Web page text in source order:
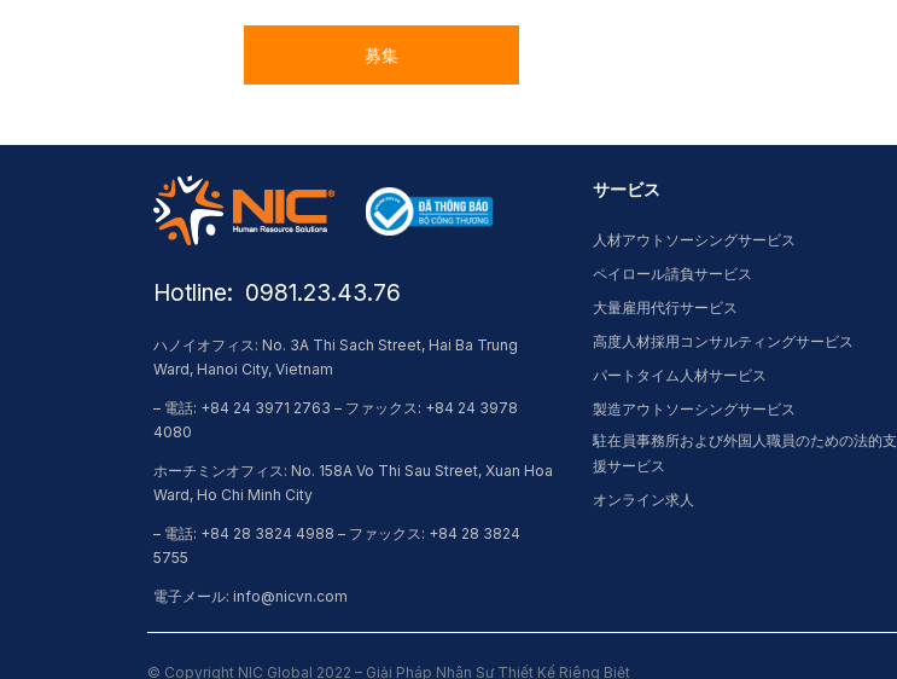
募集
Hotline: ​ 0981.23.43.76
ハノイオフィス: No. 3A Thi Sach Street, Hai Ba Trung
Ward, Hanoi City, Vietnam
– 電話: +84 24 3971 2763 – ファックス: +84 24 3978
4080
ホーチミンオフィス: No. 158A Vo Thi Sau Street, Xuan Hoa
Ward, Ho Chi Minh City
– 電話: +84 28 3824 4988 – ファックス: +84 28 3824
5755
電子メール: info@nicvn.com
サービス
人材アウトソーシングサービス
ペイロール請負サービス
大量雇用代行サービス
高度人材採用コンサルティングサービス
パートタイム人材サービス
製造アウトソーシングサービス
駐在員事務所および外国人職員のための法的支
援サービス
オンライン求人
© Copyright NIC Global 2022 – Giải Pháp Nhân Sự Thiết Kế Riêng Biệt